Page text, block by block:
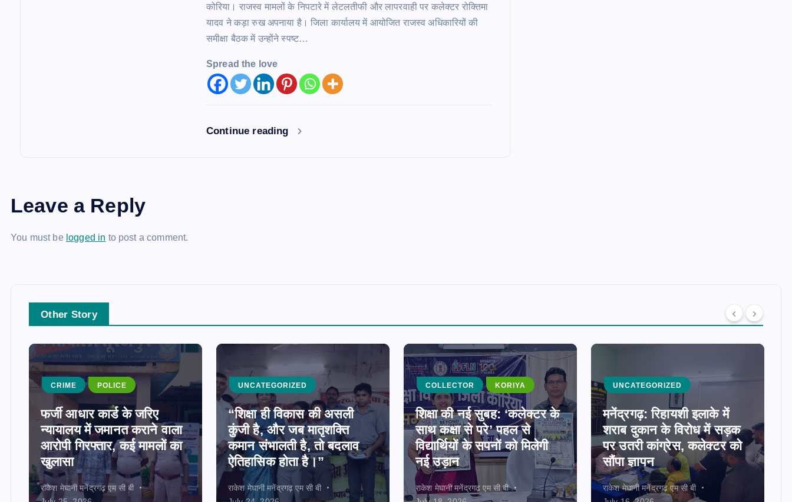
कोरिया। राजस्व मामलों के निपटारे में लेटलतीफी और लापरवाही पर कलेक्टर रोक्तिमा
यादव ने कड़ा रुख अपनाया है। जिला कार्यालय में आयोजित राजस्व अधिकारियों की
समीक्षा बैठक में उन्होंने स्पष्ट…
Spread the love
Continue reading
Leave a Reply
You must be logged in to post a comment.
Other Story
CRIME POLICE
फर्जी आधार कार्ड के जरिए
न्यायालय में जमानत कराने वाला
आरोपी गिरफ्तार, कई मामलों का
खुलासा
राकेश मेघानी मनेंद्रगढ़ एम सी बी
UNCATEGORIZED
“शिक्षा ही विकास की असली
कुंजी है, और जब मातृशक्ति
कमान संभालती है, तो बदलाव
ऐतिहासिक होता है।”
राकेश मेघानी मनेंद्रगढ़ एम सी बी
COLLECTOR KORIYA
शिक्षा की नई सुबह: ‘कलेक्टर के
साथ कक्षा से परे’ पहल से
विद्यार्थियों के सपनों को मिलेगी
नई उड़ान
राकेश मेघानी मनेंद्रगढ़ एम सी बी
UNCATEGORIZED
मनेंद्रगढ़: रिहायशी इलाके में
शराब दुकान के विरोध में सड़क
पर उतरी कांग्रेस, कलेक्टर को
सौंपा ज्ञापन
राकेश मेघानी मनेंद्रगढ़ एम सी बी